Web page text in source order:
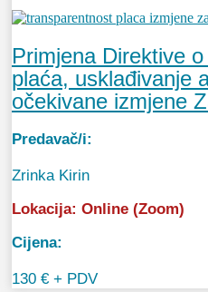
Primjena Direktive
plaća, usklađivanje
očekivane izmjene
Predavač/i:
Zrinka Kirin
Lokacija: Online (Zoom)
Cijena:
130 € + PDV